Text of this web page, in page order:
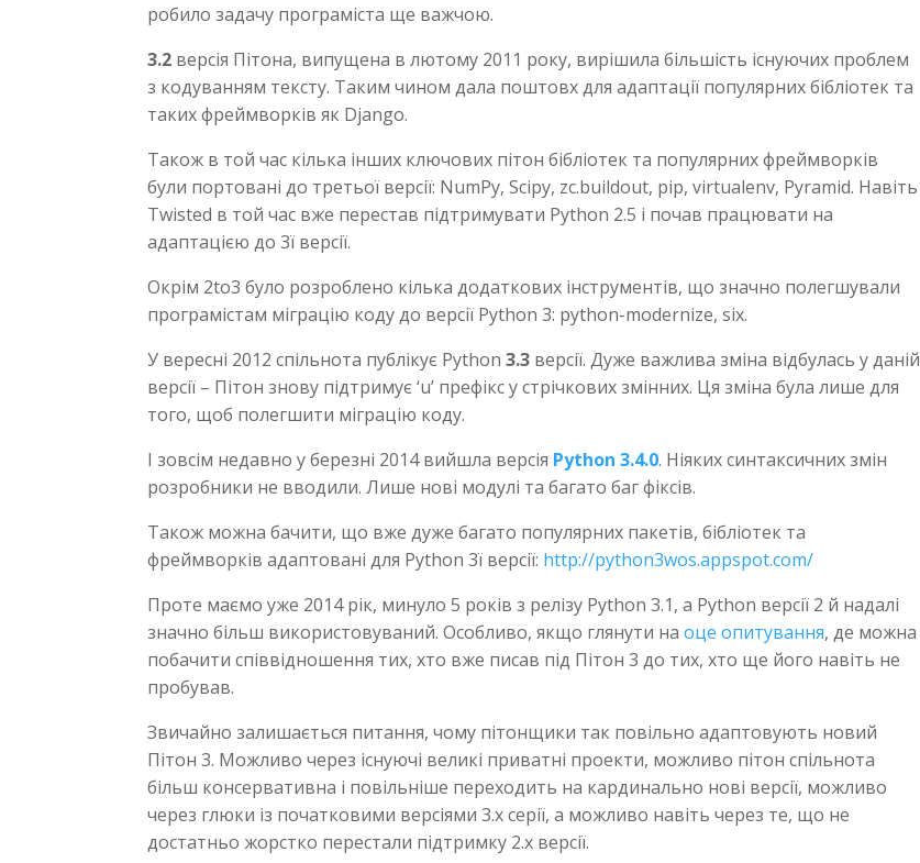
робило задачу програміста ще важчою.
3.2 версія Пітона, випущена в лютому 2011 року, вирішила більшість існуючих проблем
з кодуванням тексту. Таким чином дала поштовх для адаптації популярних бібліотек та
таких фреймворків як Django.
Також в той час кілька інших ключових пітон бібліотек та популярних фреймворків
були портовані до третьої версії: NumPy, Scipy, zc.buildout, pip, virtualenv, Pyramid. Навіть
Twisted в той час вже перестав підтримувати Python 2.5 і почав працювати на
адаптацією до 3ї версії.
Окрім 2to3 було розроблено кілька додаткових інструментів, що значно полегшували
програмістам міграцію коду до версії Python 3: python-modernize, six.
У вересні 2012 спільнота публікує Python3.3 версії. Дуже важлива зміна відбулась у даній
версії – Пітон знову підтримує ‘u’ префікс у стрічкових змінних. Ця зміна була лише для
того, щоб полегшити міграцію коду.
І зовсім недавно у березні 2014 вийшла версія Python 3.4.0. Ніяких синтаксичних змін
розробники не вводили. Лише нові модулі та багато баг фіксів.
Також можна бачити, що вже дуже багато популярних пакетів, бібліотек та
фреймворків адаптовані для Python 3ї версії: http://python3wos.appspot.com/
Проте маємо уже 2014 рік, минуло 5 років з релізу Python 3.1, а Python версії 2 й надалі
значно більш використовуваний. Особливо, якщо глянути наоце опитування, де можна
побачити співвідношення тих, хто вже писав під Пітон 3 до тих, хто ще його навіть не
пробував.
Звичайно залишається питання, чому пітонщики так повільно адаптовують новий
Пітон 3. Можливо через існуючі великі приватні проекти, можливо пітон спільнота
більш консервативна і повільніше переходить на кардинально нові версії, можливо
через глюки із початковими версіями 3.x серії, а можливо навіть через те, що не
достатньо жорстко перестали підтримку 2.x версії.